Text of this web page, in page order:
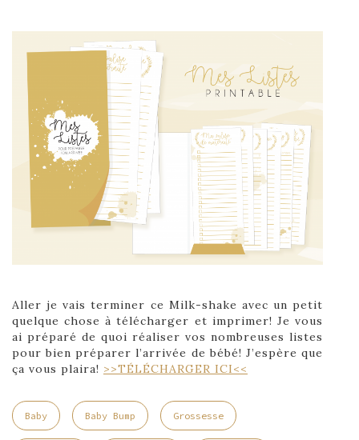
Aller je vais terminer ce Milk-shake avec un petit
quelque chose à télécharger et imprimer! Je vous
ai préparé de quoi réaliser vos nombreuses listes
pour bien préparer l’arrivée de bébé! J’espère que
ça vous plaira! >>TÉLÉCHARGER ICI<<
Baby Baby Bump Grossesse